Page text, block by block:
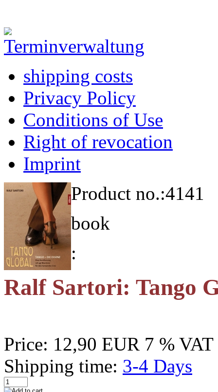
shipping costs
Privacy Policy
Conditions of Use
Right of revocation
Imprint
Product no.:4141
book
:
Ralf Sartori: Tango
Price: 12,90 EUR 7 %
Shipping time: 3-4 Days